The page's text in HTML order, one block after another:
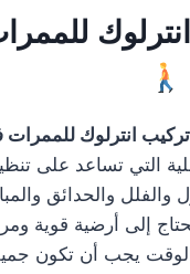
تركيب انترلوك
التي تساعد على
والفلل والحدائق
إلى أرضية قوية
يجب أن تكون